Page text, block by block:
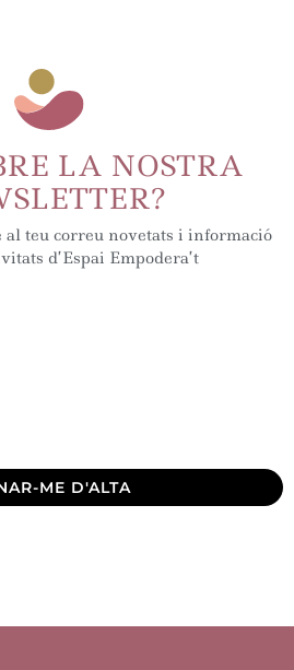
LA NOSTRA
al teu correu novetats i informació
d’Espai Empodera’t
ME D'ALTA